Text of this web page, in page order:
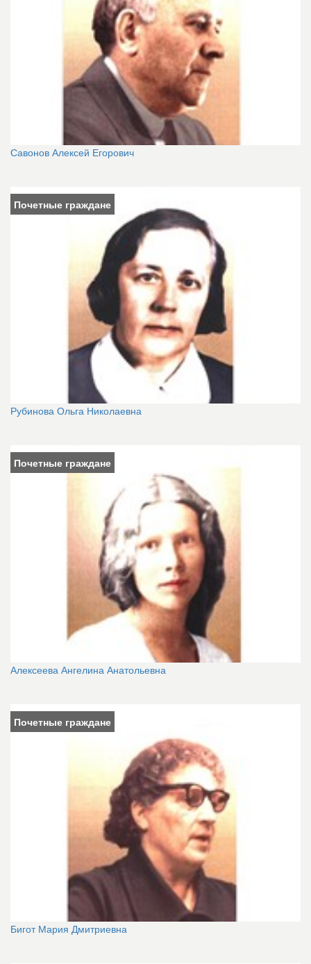
Савонов Алексей Егорович
Почетные граждане
Рубинова Ольга Николаевна
Почетные граждане
Алексеева Ангелина Анатольевна
Почетные граждане
Бигот Мария Дмитриевна